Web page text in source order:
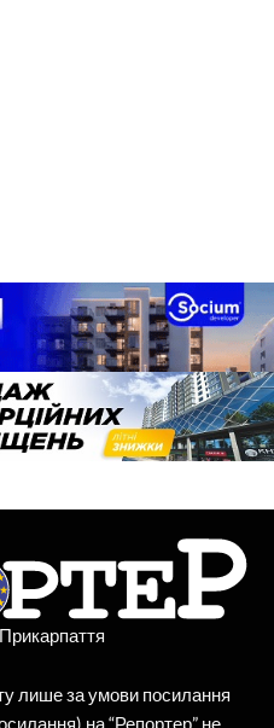
лише за умови посилання